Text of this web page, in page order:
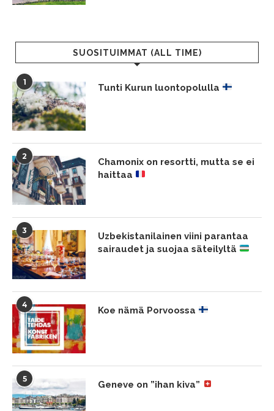
SUOSITUIMMAT (ALL TIME)
1
Tunti Kurun luontopolulla
2
Chamonix on resortti, mutta se ei
haittaa
3
Uzbekistanilainen viini parantaa
sairaudet ja suojaa säteilyltä
4
Koe nämä Porvoossa
5
Geneve on ”ihan kiva”